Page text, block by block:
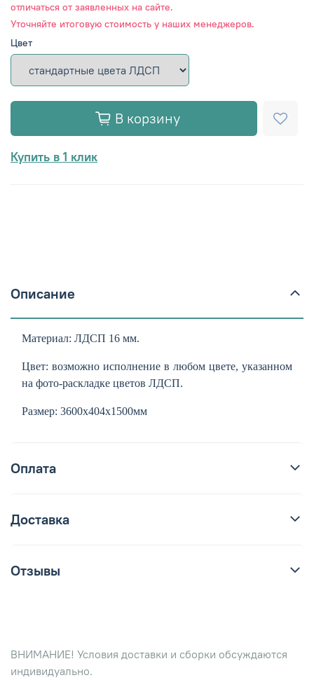
отличаться от заявленных на сайте.
Уточняйте итоговую стоимость у наших менеджеров.
Цвет
В корзину
Купить в 1 клик
Описание
Материал: ЛДСП 16 мм.
Цвет: возможно исполнение в любом цвете, указанном
на фото-раскладке цветов ЛДСП.
Размер: 3600х404х1500мм
Оплата
Доставка
Отзывы
ВНИМАНИЕ! Условия доставки и сборки обсуждаются
индивидуально.